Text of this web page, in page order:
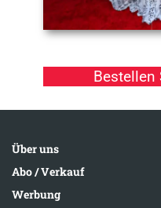
Bestellen
Über uns
Abo / Verkauf
Werbung